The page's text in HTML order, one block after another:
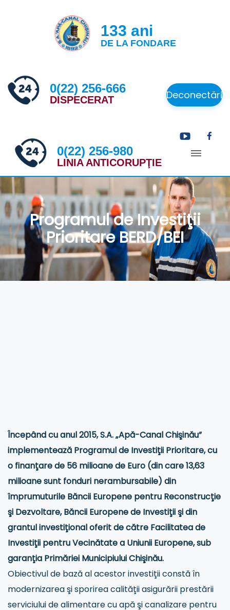
133 ani
DE LA FONDARE
0(22) 256-666
DISPECERAT Deconectări
0(22) 256-980
LINIA ANTICORUPŢIE
Programul de Investiţii
Prioritare BERD/BEI
Începând cu anul 2015, S.A. „Apă-Canal Chişinău”
implementează Programul de Investiţii Prioritare, cu
o finanţare de 56 milioane de Euro (din care 13,63
milioane sunt fonduri nerambursabile) din
împrumuturile Băncii Europene pentru Reconstrucţie
şi Dezvoltare, Băncii Europene de Investiţii şi din
grantul investiţional oferit de către Facilitatea de
Investiţii pentru Vecinătate a Uniunii Europene, sub
garanţia Primăriei Municipiului Chişinău.
Obiectivul de bază al acestor investiţii constă în
modernizarea şi sporirea calităţii asigurării prestării
serviciului de alimentare cu apă şi canalizare pentru